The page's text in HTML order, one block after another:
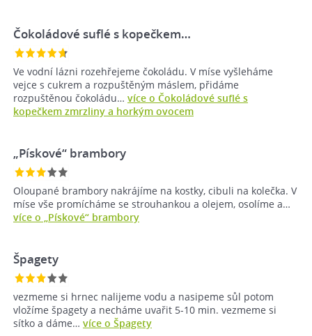
Čokoládové suflé s kopečkem…
Ve vodní lázni rozehřejeme čokoládu. V míse vyšleháme
vejce s cukrem a rozpuštěným máslem, přidáme
rozpuštěnou čokoládu… více o Čokoládové suflé s
kopečkem zmrzliny a horkým ovocem
„Pískové“ brambory
Oloupané brambory nakrájíme na kostky, cibuli na kolečka. V
míse vše promícháme se strouhankou a olejem, osolíme a…
více o „Pískové“ brambory
Špagety
vezmeme si hrnec nalijeme vodu a nasipeme sůl potom
vložíme špagety a necháme uvařit 5-10 min. vezmeme si
sítko a dáme… více o Špagety